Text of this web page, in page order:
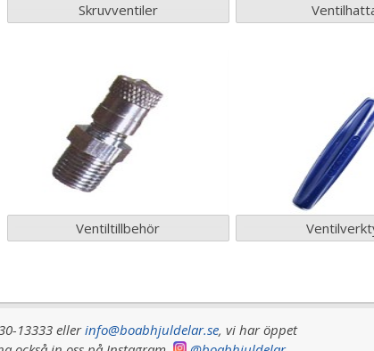
Skruvventiler
Ventiltillbehör
13333 ellerinfo@boabhjuldelar.se, vi haröppet